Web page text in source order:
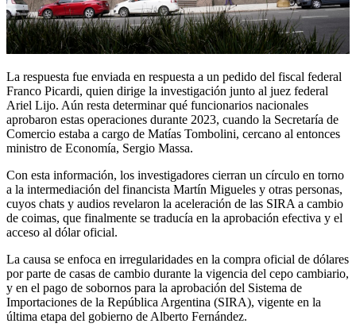
La respuesta fue enviada en respuesta a un pedido del fiscal federal
Franco Picardi, quien dirige la investigación junto al juez federal
Ariel Lijo. Aún resta determinar qué funcionarios nacionales
aprobaron estas operaciones durante 2023, cuando la Secretaría de
Comercio estaba a cargo de Matías Tombolini, cercano al entonces
ministro de Economía, Sergio Massa.
Con esta información, los investigadores cierran un círculo en torno
a la intermediación del financista Martín Migueles y otras personas,
cuyos chats y audios revelaron la aceleración de las SIRA a cambio
de coimas, que finalmente se traducía en la aprobación efectiva y el
acceso al dólar oficial.
La causa se enfoca en irregularidades en la compra oficial de dólares
por parte de casas de cambio durante la vigencia del cepo cambiario,
y en el pago de sobornos para la aprobación del Sistema de
Importaciones de la República Argentina (SIRA), vigente en la
última etapa del gobierno de Alberto Fernández.